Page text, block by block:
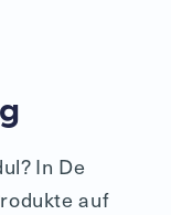
In De
auf